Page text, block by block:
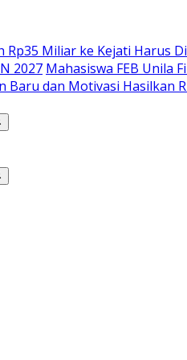
Rp35 Miliar ke Kejati
2027 Mahasiswa FEB Unila
Baru dan Motivasi Hasilkan